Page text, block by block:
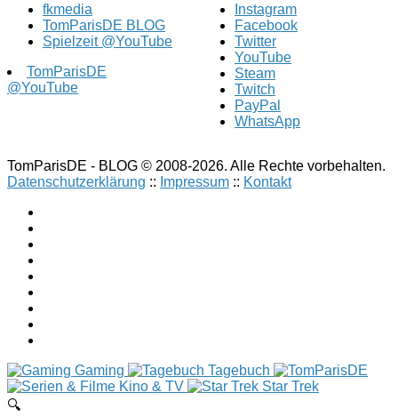
fkmedia
TomParisDE BLOG
Spielzeit @YouTube
TomParisDE
@YouTube
Instagram
Facebook
Twitter
YouTube
Steam
Twitch
PayPal
WhatsApp
TomParisDE - BLOG © 2008-2026. Alle Rechte vorbehalten.
Datenschutzerklärung :: Impressum :: Kontakt
Gaming
Tagebuch
Kino & TV
Star Trek
🔍